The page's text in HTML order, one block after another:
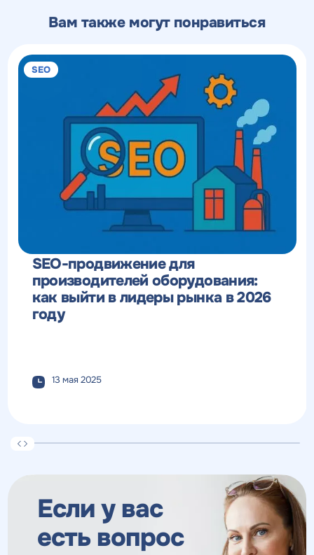
Вам также могут понравиться
SEO
SEO-продвижение для
производителей оборудования:
как выйти в лидеры рынка в 2026
году
13 мая 2025
Если у вас
есть вопрос